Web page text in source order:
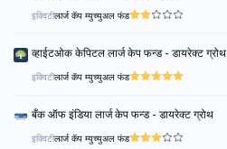
इक्विटीलार्ज कॅप म्युच्युअल फंड
व्हाईटओक केपिटल लार्ज केप फन्ड - डायरेक्ट ग्रोथ
इक्विटीलार्ज कॅप म्युच्युअल फंड
बँक ऑफ इंडिया लार्ज केप फन्ड - डायरेक्ट ग्रोथ
इक्विटीलार्ज कॅप म्युच्युअल फंड